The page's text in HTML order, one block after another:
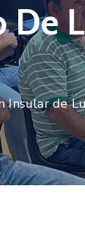
Insular de